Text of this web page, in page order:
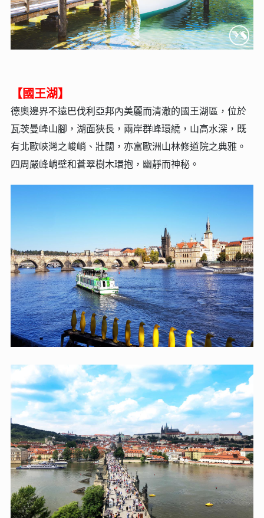
【國王湖】
德奧邊界不遠巴伐利亞邦內美麗而清澈的國王湖區，位於
瓦茨曼峰山腳，湖面狹長，兩岸群峰環繞，山高水深，既
有北歐峽灣之峻峭、壯闊，亦富歐洲山林修道院之典雅。
四周嚴峰峭壁和蒼翠樹木環抱，幽靜而神秘。